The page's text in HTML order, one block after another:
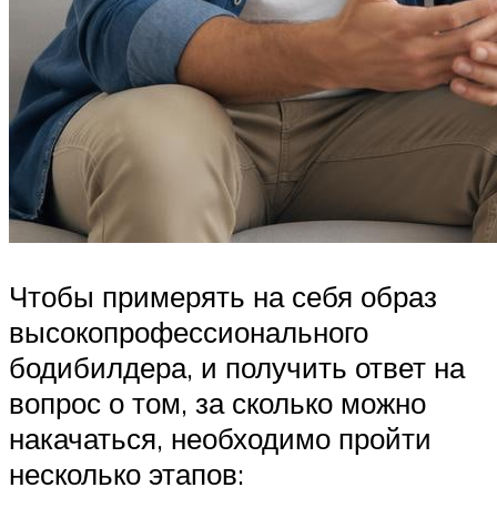
Чтобы примерять на себя образ
высокопрофессионального
бодибилдера, и получить ответ на
вопрос о том, за сколько можно
накачаться, необходимо пройти
несколько этапов: